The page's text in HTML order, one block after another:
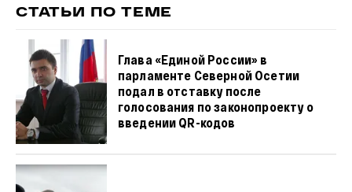
СТАТЬИ ПО ТЕМЕ
Глава «Единой России» в
парламенте Северной Осетии
подал в отставку после
голосования по законопроекту о
введении QR-кодов